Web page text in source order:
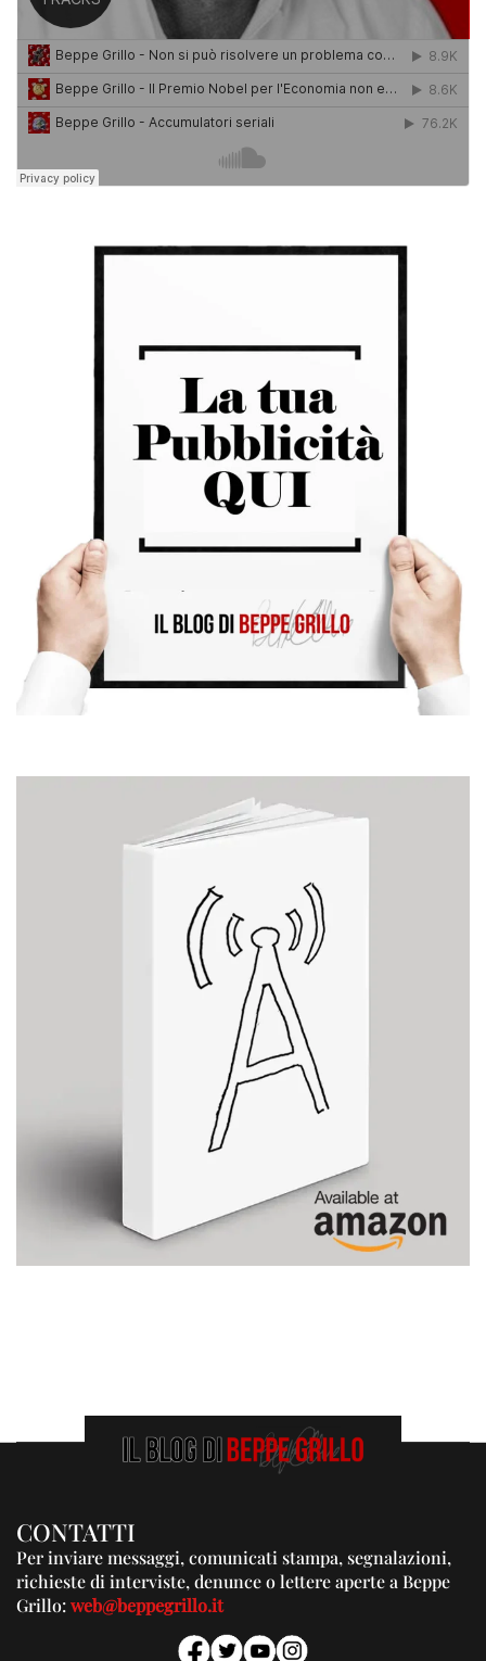
CONTATTI
Per inviare messaggi, comunicati stampa, segnalazioni,
richieste di interviste, denunce o lettere aperte a Beppe
Grillo:web@beppegrillo.it